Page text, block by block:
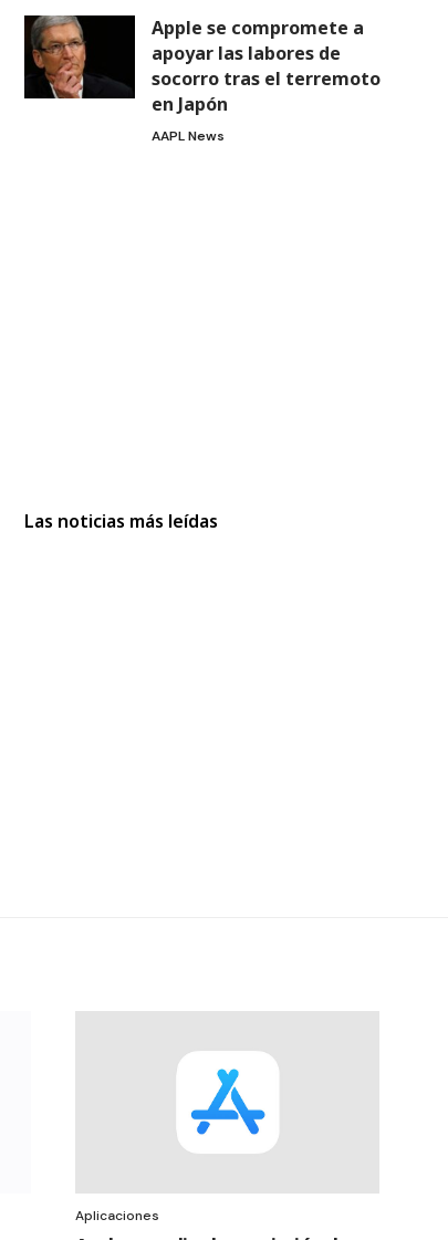
Apple se compromete a
apoyar las labores de
socorro tras el terremoto
en Japón
AAPL News
Las noticias más leídas
Aplicaciones